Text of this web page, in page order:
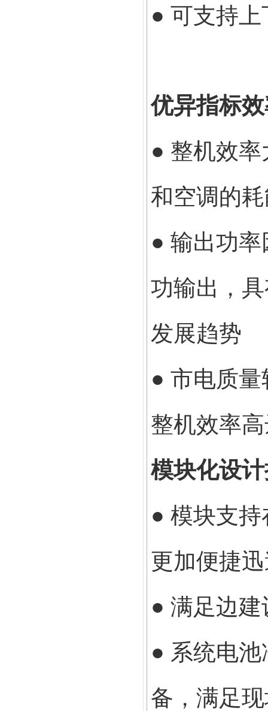
● 可支持
优异指标
● 整机效率
和空调的
● 输出功
功输出，
发展趋势
● 市电质
整机效率
模块化设
● 模块支
更加便捷
● 满足边
● 系统电
备，满足